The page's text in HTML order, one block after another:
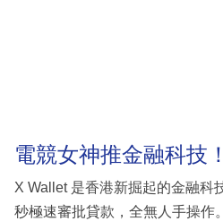
電競女神推金融科技
X Wallet 是香港新掘起的金融科
秒極速審批貸款，全無人手操作